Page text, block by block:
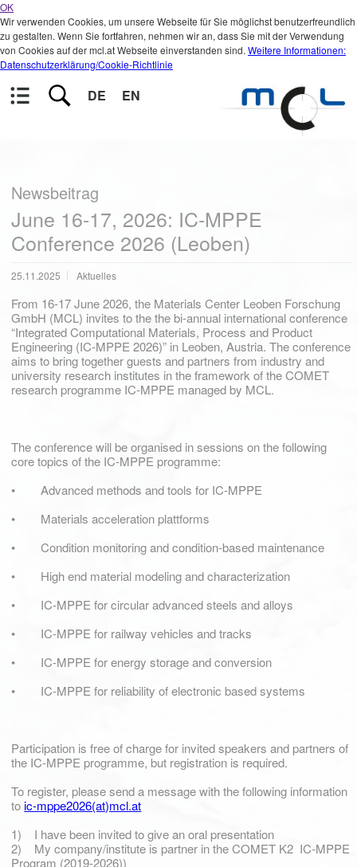
OK
Wir verwenden Cookies, um unsere Webseite für Sie möglichst benutzerfreundlich
zu gestalten. Wenn Sie fortfahren, nehmen wir an, dass Sie mit der Verwendung
von Cookies auf der mcl.at Webseite einverstanden sind. Weitere Informationen:
Datenschutzerklärung/Cookie-Richtlinie
DE EN
Newsbeitrag
June 16-17, 2026: IC-MPPE
Conference 2026 (Leoben)
25.11.2025 Aktuelles
From 16-17 June 2026, the Materials Center Leoben Forschung
GmbH (MCL) invites to the the bi-annual international conference
“Integrated Computational Materials, Process and Product
Engineering (IC-MPPE 2026)” in Leoben, Austria. The conference
aims to bring together guests and partners from industry and
university research institutes in the framework of the COMET
research programme IC-MPPE managed by MCL.
The conference will be organised in sessions on the following
core topics of the IC-MPPE programme:
• Advanced methods and tools for IC-MPPE
• Materials acceleration plattforms
• Condition monitoring and condition-based maintenance
• High end material modeling and characterization
• IC-MPPE for circular advanced steels and alloys
• IC-MPPE for railway vehicles and tracks
• IC-MPPE for energy storage and conversion
• IC-MPPE for reliability of electronic based systems
Participation is free of charge for invited speakers and partners of
the IC-MPPE programme, but registration is required.
To register, please send a message with the following information
toic-mppe2026(at)mcl.at
1) I have been invited to give an oral presentation
2) My company/institute is partner in the COMET K2 IC-MPPE
Program (2019-2026))